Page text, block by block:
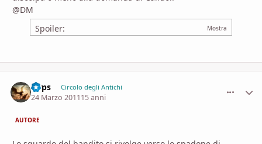
@DM
Spoiler:
Gyps Circolo degli Antichi
24 Marzo 201115 anni
AUTORE